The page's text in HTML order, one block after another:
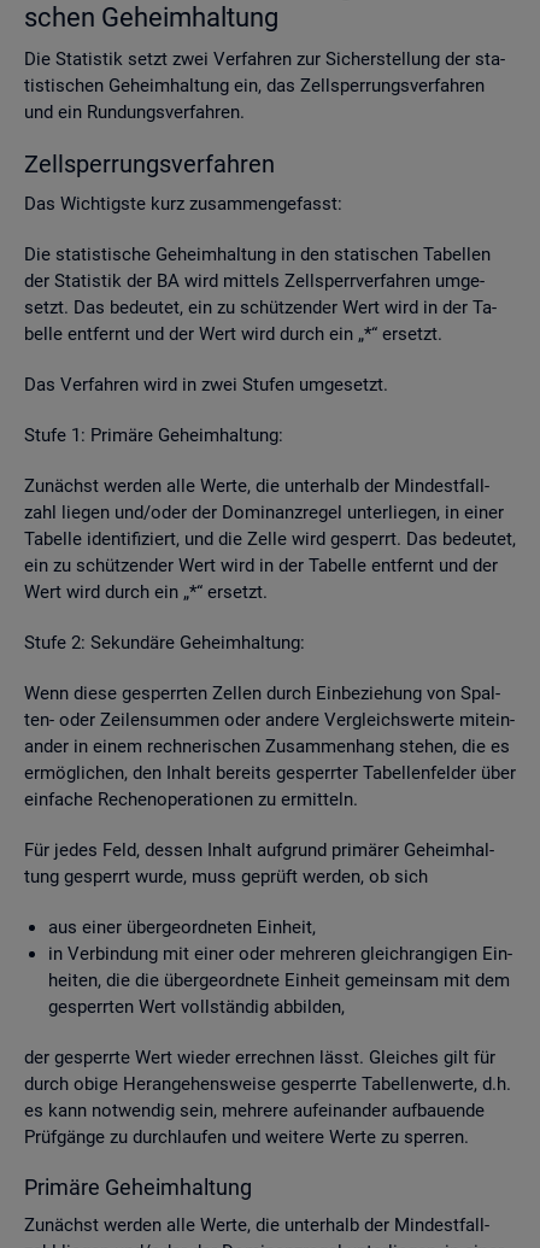
schen Ge­heim­hal­tung
Die Sta­tis­tik setzt zwei Ver­fah­ren zur Si­cher­stel­lung der sta­
tis­ti­schen Ge­heim­hal­tung ein, das Zell­sper­rungs­ver­fah­ren
und ein Run­dungs­ver­fah­ren.
Zell­sper­rungs­ver­fah­ren
Das Wich­tigs­te kurz zu­sam­men­ge­fasst:
Die sta­tis­ti­sche Ge­heim­hal­tung in den sta­ti­schen Ta­bel­len
der Sta­tis­tik der BA wird mit­tels Zell­sperr­ver­fah­ren um­ge­
setzt. Das be­deu­tet, ein zu schüt­zen­der Wert wird in der Ta­
bel­le ent­fernt und der Wert wird durch ein „*“ er­setzt.
Das Ver­fah­ren wird in zwei Stu­fen um­ge­setzt.
Stufe 1: Pri­mä­re Ge­heim­hal­tung:
Zu­nächst wer­den alle Werte, die un­ter­halb der Min­dest­fall­
zahl lie­gen und/oder der Do­mi­nanz­re­gel un­ter­lie­gen, in einer
Ta­bel­le iden­ti­fi­ziert, und die Zelle wird ge­sperrt. Das be­deu­tet,
ein zu schüt­zen­der Wert wird in der Ta­bel­le ent­fernt und der
Wert wird durch ein „*“ er­setzt.
Stufe 2: Se­kun­dä­re Ge­heim­hal­tung:
Wenn diese ge­sperr­ten Zel­len durch Ein­be­zie­hung von Spal­
ten- oder Zei­len­sum­men oder an­de­re Ver­gleichs­wer­te mit­ein­
an­der in einem rech­ne­ri­schen Zu­sam­men­hang ste­hen, die es
er­mög­li­chen, den In­halt be­reits ge­sperr­ter Ta­bel­len­fel­der über
ein­fa­che Re­chen­ope­ra­tio­nen zu er­mit­teln.
Für jedes Feld, des­sen In­halt auf­grund pri­mä­rer Ge­heim­hal­
tung ge­sperrt wurde, muss ge­prüft wer­den, ob sich
aus einer über­ge­ord­ne­ten Ein­heit,
in Ver­bin­dung mit einer oder meh­re­ren gleich­ran­gi­gen Ein­
hei­ten, die die über­ge­ord­ne­te Ein­heit ge­mein­sam mit dem
ge­sperr­ten Wert voll­stän­dig ab­bil­den,
der ge­sperr­te Wert wie­der er­rech­nen lässt. Glei­ches gilt für
durch obige Her­an­ge­hens­wei­se ge­sperr­te Ta­bel­len­wer­te, d.h.
es kann not­wen­dig sein, meh­re­re auf­ein­an­der auf­bau­en­de
Prüf­gän­ge zu durch­lau­fen und wei­te­re Werte zu sper­ren.
Pri­mä­re Ge­heim­hal­tung
Zu­nächst wer­den alle Werte, die un­ter­halb der Min­dest­fall­